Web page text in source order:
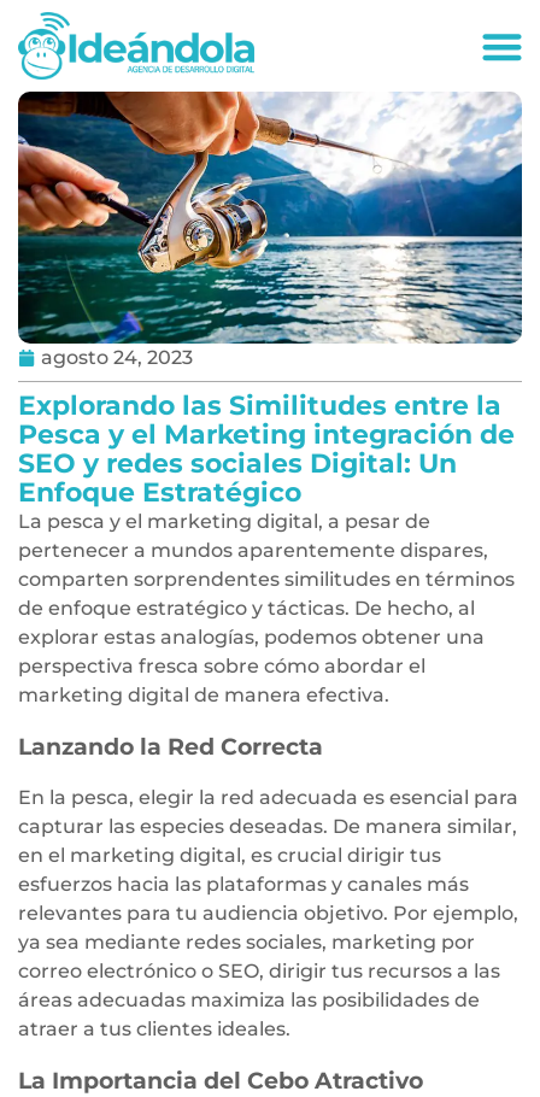
agosto 24, 2023
Explorando las Similitudes entre la
Pesca y el Marketing integración de
SEO y redes sociales Digital: Un
Enfoque Estratégico
La pesca y el marketing digital, a pesar de
pertenecer a mundos aparentemente dispares,
comparten sorprendentes similitudes en términos
de enfoque estratégico y tácticas. De hecho, al
explorar estas analogías, podemos obtener una
perspectiva fresca sobre cómo abordar el
marketing digital de manera efectiva.
Lanzando la Red Correcta
En la pesca, elegir la red adecuada es esencial para
capturar las especies deseadas. De manera similar,
en el marketing digital, es crucial dirigir tus
esfuerzos hacia las plataformas y canales más
relevantes para tu audiencia objetivo. Por ejemplo,
ya sea mediante redes sociales, marketing por
correo electrónico o SEO, dirigir tus recursos a las
áreas adecuadas maximiza las posibilidades de
atraer a tus clientes ideales.
La Importancia del Cebo Atractivo